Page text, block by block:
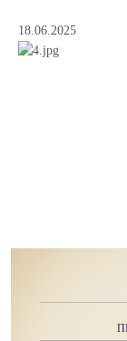
18.06.2025